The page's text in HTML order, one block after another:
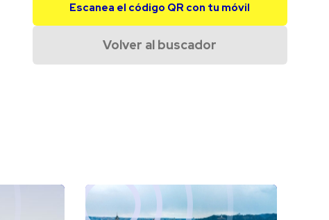
Escanea el código QR con tu móvil
Volver al buscador